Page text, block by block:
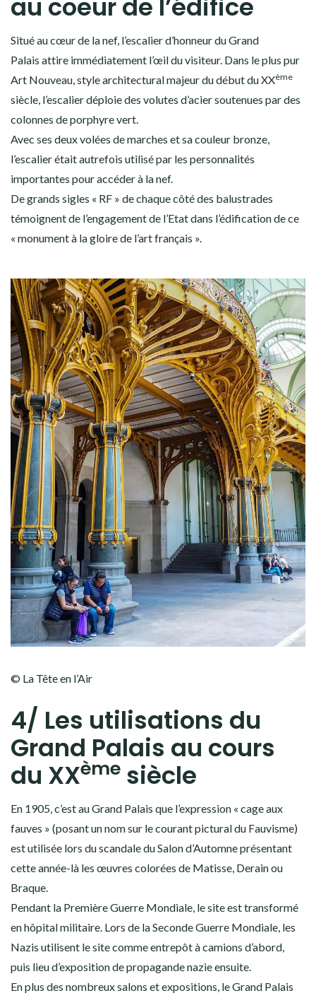
Situé au cœur de la nef, l’escalier d’honneur du Grand
Palais attire immédiatement l’œil du visiteur. Dans le plus pur
Art Nouveau, style architectural majeur du début du XXème
siècle, l’escalier déploie des volutes d’acier soutenues par des
colonnes de porphyre vert.
Avec ses deux volées de marches et sa couleur bronze,
l’escalier était autrefois utilisé par les personnalités
importantes pour accéder à la nef.
De grands sigles « RF » de chaque côté des balustrades
témoignent de l’engagement de l’Etat dans l’édification de ce
« monument à la gloire de l’art français ».
© La Tête en l’Air
4/ Les utilisations du
Grand Palais au cours
du XXème siècle
En 1905, c’est au Grand Palais que l’expression « cage aux
fauves » (posant un nom sur le courant pictural du Fauvisme)
est utilisée lors du scandale du Salon d’Automne présentant
cette année-là les œuvres colorées de Matisse, Derain ou
Braque.
Pendant la Première Guerre Mondiale, le site est transformé
en hôpital militaire. Lors de la Seconde Guerre Mondiale, les
Nazis utilisent le site comme entrepôt à camions d’abord,
puis lieu d’exposition de propagande nazie ensuite.
En plus des nombreux salons et expositions, le Grand Palais